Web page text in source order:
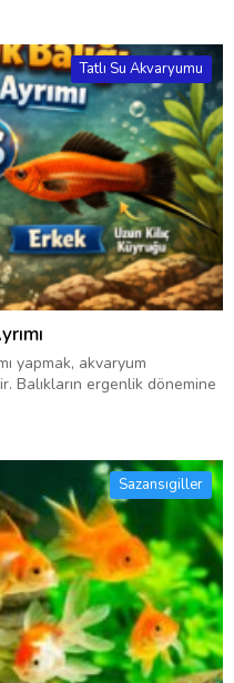
Tatlı Su Akvaryumu
yapmak, akvaryum
Balıkların ergenlik dönemine
Sazansıgiller